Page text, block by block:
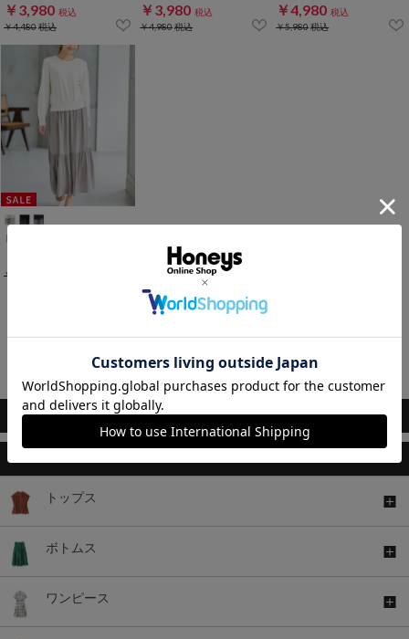
￥3,980 税込
￥4,480税込
￥3,980 税込
￥4,980税込
￥4,980 税込
￥5,980税込
ドッキングワンピース
￥5,980
1～7件 (全7件)
※WEB限定 先行セール商品がございます。
※値下げ前にご購入された商品の価格変更・差額返金等は承っておりません。
このアイテムもおすすめ
トップス
ボトムス
ワンピース